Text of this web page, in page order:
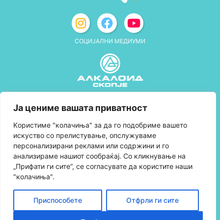
Ја цениме вашата приватност
Kористиме "колачиња" за да го подобриме вашето
искуство со прелистување, опслужуваме
персонализирани реклами или содржини и го
анализираме нашиот сообраќај. Со кликнување на
„Прифати ги сите“, се согласувате да користите наши
"колачиња".
Приспособете Отфрли ги сите
СОЦИЈАЛНИ МЕДИУМИ
Правила и услови за користење
Политика за колачиња
Правила за учество во програмата за
лојалност и политика за собирање поени
Контактирајте нè